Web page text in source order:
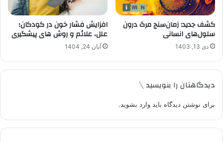
کشف جدید: زمان‌سنج مرگ درون
سلول‌های انسانی
دی 13, 1403
افزایش فشار خون در کودکان؛
علل، علائم و روش های پیشگیری
آبان 24, 1404
دیدگاهتان را بنویسید
برای نوشتن دیدگاه باید وارد بشوید.